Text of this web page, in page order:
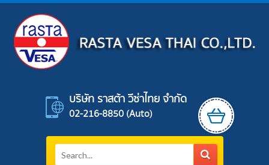
บริษัท ราสต้า วีซ่าไทย จำกัด
02-216-8850 (auto)